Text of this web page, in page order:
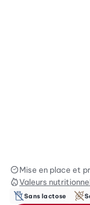
Mise en place et
Valeurs
Sans lactose